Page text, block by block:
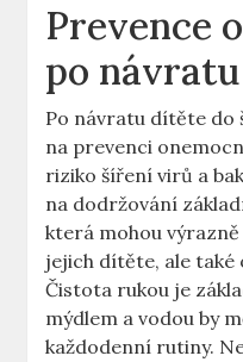
Prevence
po návratu
Po návratu dítěte do
na prevenci
riziko šíření virů a
na dodržování
která mohou
jejich dítěte, ale také
Čistota rukou je
mýdlem a vodou by
každodenní rutiny.